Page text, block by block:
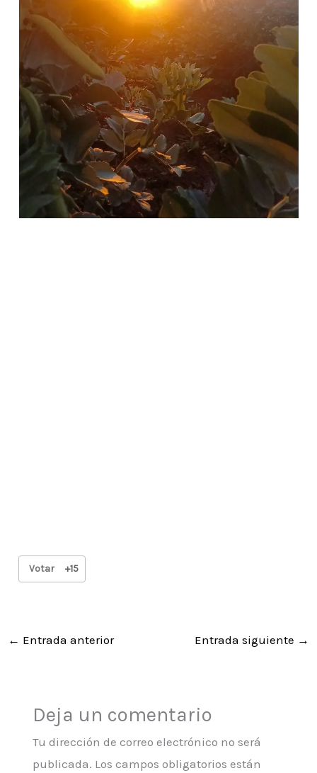
Votar +15
← Entrada anterior Entrada siguiente →
Deja un comentario
Tu dirección de correo electrónico no será
publicada. Los campos obligatorios están